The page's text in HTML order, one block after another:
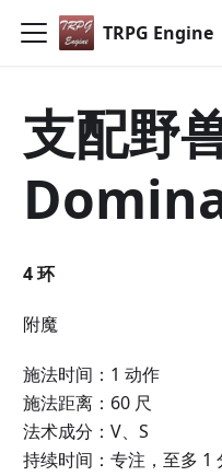
TRPG Engine
支配野
4 环
附魔
施法时间：1 动作
施法距离：60 尺
法术成分：V、S
持续时间：专注，至多 1